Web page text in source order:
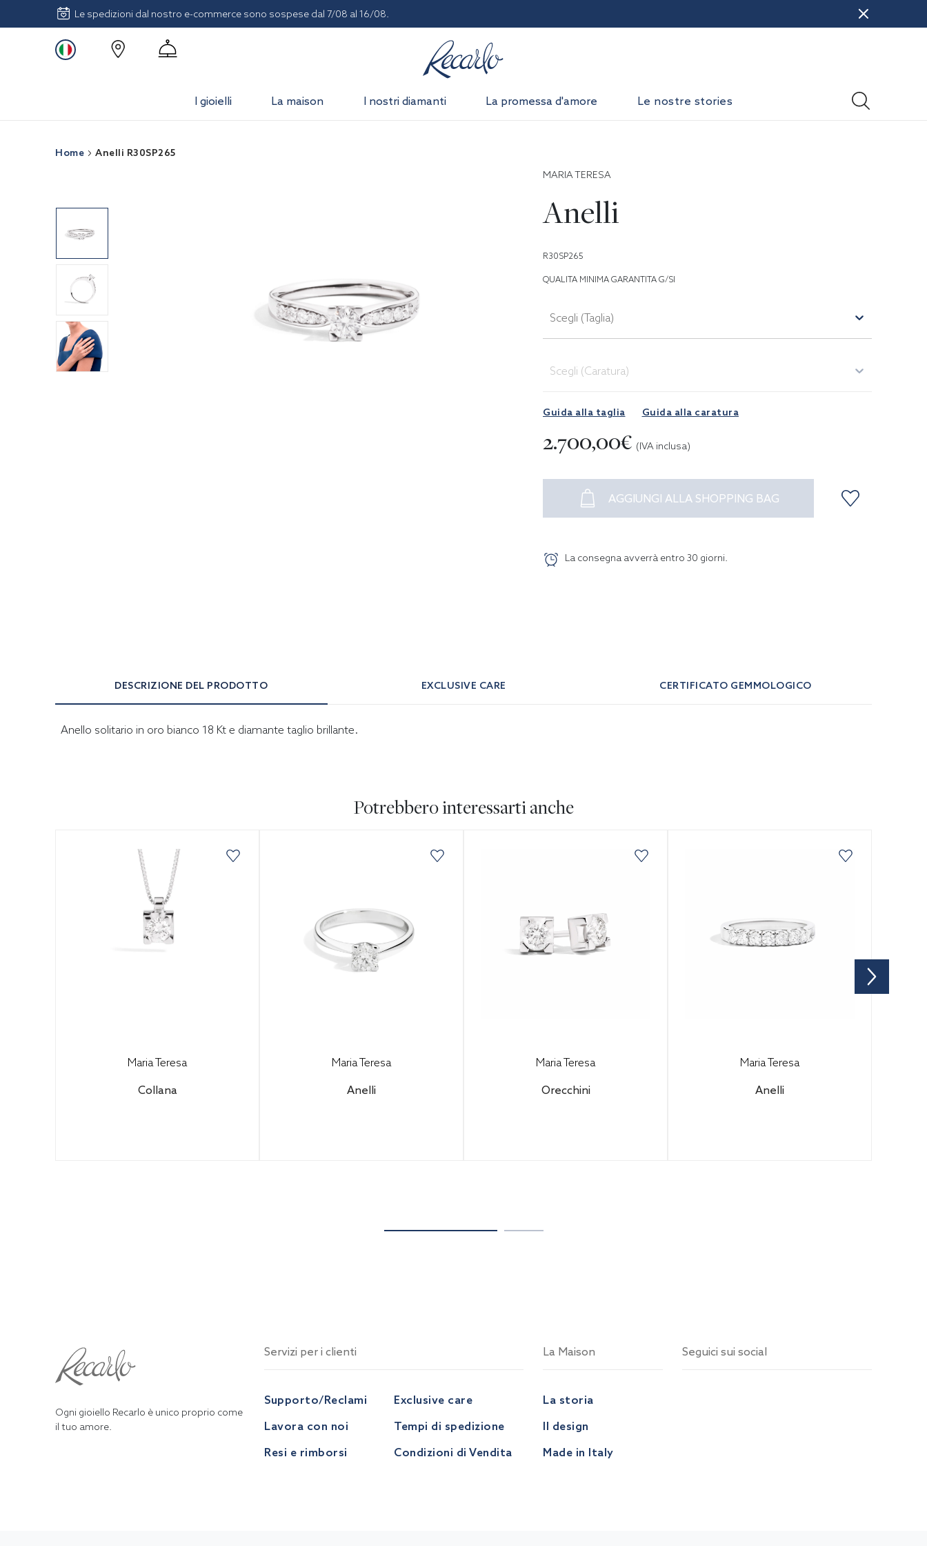
Le spedizioni dal nostro e-commerce sono sospese dal 7/08 al 16/08.
I gioielli La maison I nostri diamanti La promessa d'amore Le nostre stories
Home
Anelli R30SP265
MARIA TERESA
Anelli
R30SP265
QUALITA MINIMA GARANTITA G/SI
Scegli (Taglia)
Scegli (Caratura)
Guida alla taglia Guida alla caratura
2.700,00€ (IVA inclusa)
AGGIUNGI ALLA SHOPPING BAG
La consegna avverrà entro 30 giorni.
DESCRIZIONE DEL PRODOTTO EXCLUSIVE CARE CERTIFICATO GEMMOLOGICO
Anello solitario in oro bianco 18 Kt e diamante taglio brillante.
Potrebbero interessarti anche
Maria Teresa
Collana
Maria Teresa
Anelli
Maria Teresa
Orecchini
Maria Teresa
Anelli
Ogni gioiello Recarlo è unico proprio come
il tuo amore.
Servizi per i clienti
Supporto/Reclami
Exclusive care
Lavora con noi
Tempi di spedizione
Resi e rimborsi
Condizioni di Vendita
La Maison
La storia
Il design
Made in Italy
Seguici sui social